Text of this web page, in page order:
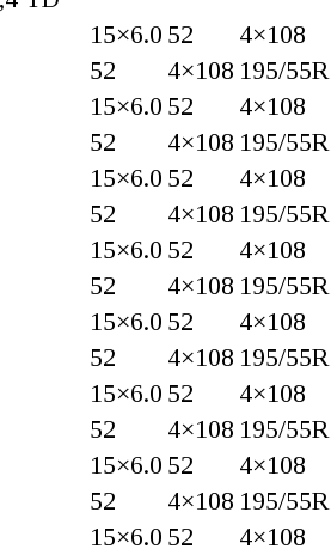
15×6.0 52 4×108
52 4×108 195/
15×6.0 52 4×108
52 4×108 195/
15×6.0 52 4×108
52 4×108 195/
15×6.0 52 4×108
52 4×108 195/
15×6.0 52 4×108
52 4×108 195/
15×6.0 52 4×108
52 4×108 195/
15×6.0 52 4×108
52 4×108 195/
15×6.0 52 4×108